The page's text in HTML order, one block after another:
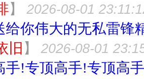
】 2026-08-01
给你伟大的无私雷锋
旧 】 2026-08-01
手!专顶高手!专顶高